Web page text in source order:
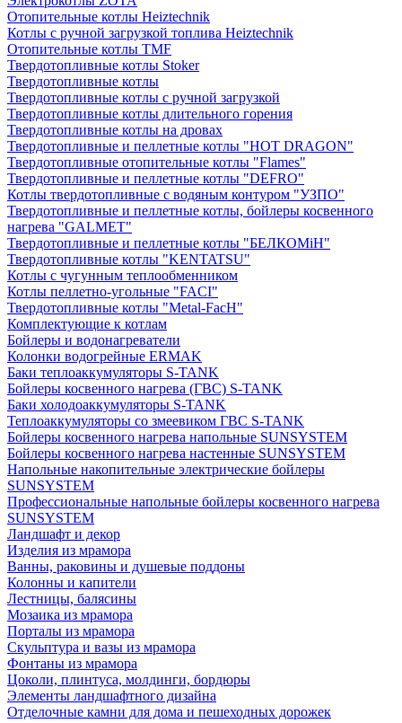
Отопительные котлы Heiztechnik
Котлы с ручной загрузкой топлива Heiztechnik
Отопительные котлы TMF
Твердотопливные котлы Stoker
Твердотопливные котлы
Твердотопливные котлы с ручной загрузкой
Твердотопливные котлы длительного горения
Твердотопливные котлы на дровах
Твердотопливные и пеллетные котлы "HOT DRAGON"
Твердотопливные отопительные котлы "Flames"
Твердотопливные и пеллетные котлы "DEFRO"
Котлы твердотопливные с водяным контуром "УЗПО"
Твердотопливные и пеллетные котлы, бойлеры косвенного
нагрева "GALMET"
Твердотопливные и пеллетные котлы "БЕЛКОМiН"
Твердотопливные котлы "KENTATSU"
Котлы с чугунным теплообменником
Котлы пеллетно-угольные "FACI"
Твердотопливные котлы "Metal-FacH"
Комплектующие к котлам
Бойлеры и водонагреватели
Колонки водогрейные ERMAK
Баки теплоаккумуляторы S-TANK
Бойлеры косвенного нагрева (ГВС) S-TANK
Баки холодоаккумуляторы S-TANK
Теплоаккумуляторы со змеевиком ГВС S-TANK
Бойлеры косвенного нагрева напольные SUNSYSTEM
Бойлеры косвенного нагрева настенные SUNSYSTEM
Напольные накопительные электрические бойлеры
SUNSYSTEM
Профессиональные напольные бойлеры косвенного нагрева
SUNSYSTEM
Ландшафт и декор
Изделия из мрамора
Ванны, раковины и душевые поддоны
Колонны и капители
Лестницы, балясины
Мозаика из мрамора
Порталы из мрамора
Скульптура и вазы из мрамора
Фонтаны из мрамора
Цоколи, плинтуса, молдинги, бордюры
Элементы ландшафтного дизайна
Отделочные камни для дома и пешеходных дорожек